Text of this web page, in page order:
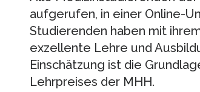
aufgerufen, in einer Online-
Studierenden haben mit
exzellente Lehre und
Einschätzung ist die
Lehrpreises der MHH.